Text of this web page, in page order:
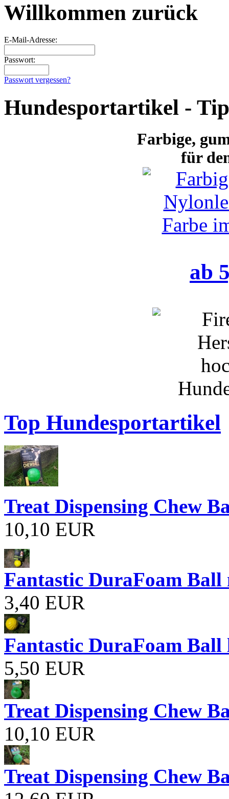
Willkommen zurück
E-Mail-Adresse:
Passwort:
Passwort vergessen?
Hundesportartikel - Tip
Farbige,
für
ab
Top Hundesportartikel
Treat Dispensing Chew
10,10 EUR
Fantastic DuraFoam Ball
3,40 EUR
Fantastic DuraFoam Ball
5,50 EUR
Treat Dispensing Chew
10,10 EUR
Treat Dispensing Chew